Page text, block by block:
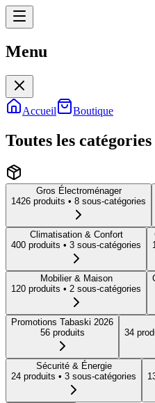
Menu
Accueil Boutique
Toutes les catégories
Gros Électroménager
1426 produits • 8 sous-catégories
Climatisation & Confort
400 produits • 3 sous-catégories
Mobilier & Maison
120 produits • 2 sous-catégories
Promotions Tabaski 2026
56produits
34
Sécurité & Énergie
24 produits • 3 sous-catégories